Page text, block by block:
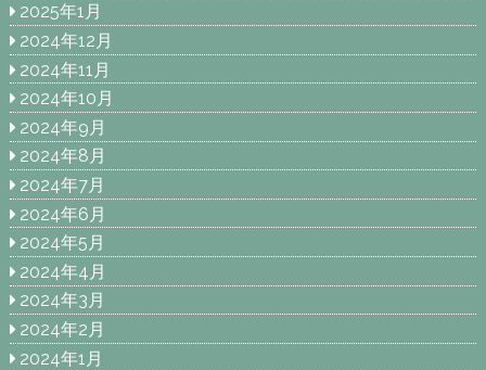
2025年1月
2024年12月
2024年11月
2024年10月
2024年9月
2024年8月
2024年7月
2024年6月
2024年5月
2024年4月
2024年3月
2024年2月
2024年1月